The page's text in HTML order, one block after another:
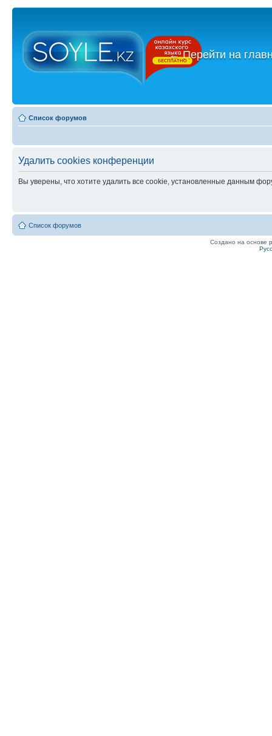
←Перейти на
Список форумов
Удалить cookies конференции
Вы уверены, что хотите удалить все cookie, установленные данным
Список форумов
Создано на основе